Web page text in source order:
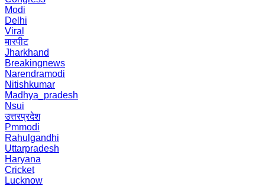
Modi
Delhi
Viral
मारपीट
Jharkhand
Breakingnews
Narendramodi
Nitishkumar
Madhya_pradesh
Nsui
उत्तरप्रदेश
Pmmodi
Rahulgandhi
Uttarpradesh
Haryana
Cricket
Lucknow